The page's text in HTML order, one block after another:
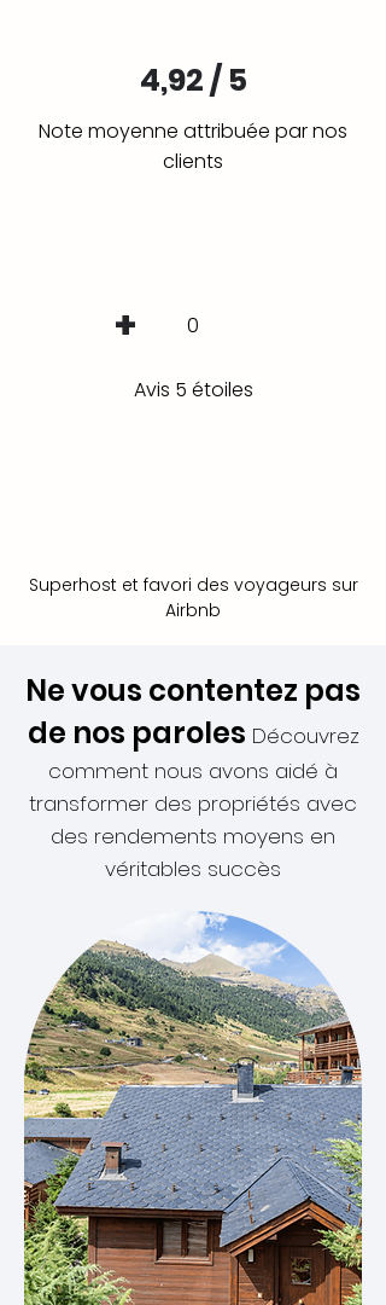
4,92 / 5
Note moyenne attribuée par nos
clients
0
+
Avis 5 étoiles
Superhost et favori des voyageurs sur
Airbnb
Ne vous contentez pas
de nos paroles Découvrez
comment nous avons aidé à
transformer des propriétés avec
des rendements moyens en
véritables succès